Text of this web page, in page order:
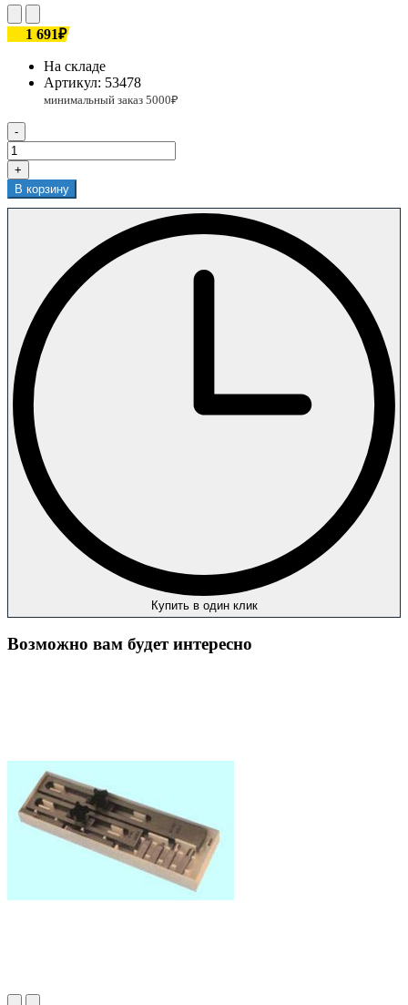
1 691₽
На складе
Артикул: 53478
-
+
В корзину
Купить в один клик
Возможно вам будет интересно